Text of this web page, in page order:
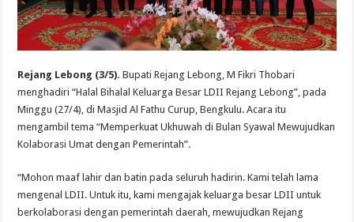
Rejang Lebong (3/5). Bupati Rejang Lebong, M Fikri Thobari
menghadiri “Halal Bihalal Keluarga Besar LDII Rejang Lebong”, pada
Minggu (27/4), di Masjid Al Fathu Curup, Bengkulu. Acara itu
mengambil tema “Memperkuat Ukhuwah di Bulan Syawal Mewujudkan
Kolaborasi Umat dengan Pemerintah”.
“Mohon maaf lahir dan batin pada seluruh hadirin. Kami telah lama
mengenal LDII. Untuk itu, kami mengajak keluarga besar LDII untuk
berkolaborasi dengan pemerintah daerah, mewujudkan Rejang